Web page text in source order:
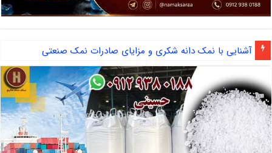
مرکز فروش نمک سختی گیر دیگ بخار و احیای رزین